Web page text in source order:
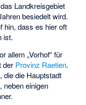
Landkreisgebiet
besiedelt wird.
hin, dass es hier oft
ist.
allem „Vorhof“ für
der Provinz Raetien.
die die Hauptstadt
neben einigen